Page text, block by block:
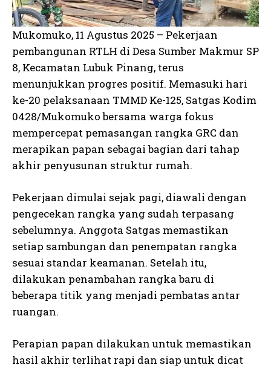
Mukomuko, 11 Agustus 2025 – Pekerjaan
pembangunan RTLH di Desa Sumber Makmur SP
8, Kecamatan Lubuk Pinang, terus
menunjukkan progres positif. Memasuki hari
ke-20 pelaksanaan TMMD Ke-125, Satgas Kodim
0428/Mukomuko bersama warga fokus
mempercepat pemasangan rangka GRC dan
merapikan papan sebagai bagian dari tahap
akhir penyusunan struktur rumah.
Pekerjaan dimulai sejak pagi, diawali dengan
pengecekan rangka yang sudah terpasang
sebelumnya. Anggota Satgas memastikan
setiap sambungan dan penempatan rangka
sesuai standar keamanan. Setelah itu,
dilakukan penambahan rangka baru di
beberapa titik yang menjadi pembatas antar
ruangan.
Perapian papan dilakukan untuk memastikan
hasil akhir terlihat rapi dan siap untuk dicat